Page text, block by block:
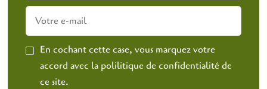
En cochant cette case, vous marquez votre
accord avec la polilitique de confidentialité de
ce site.